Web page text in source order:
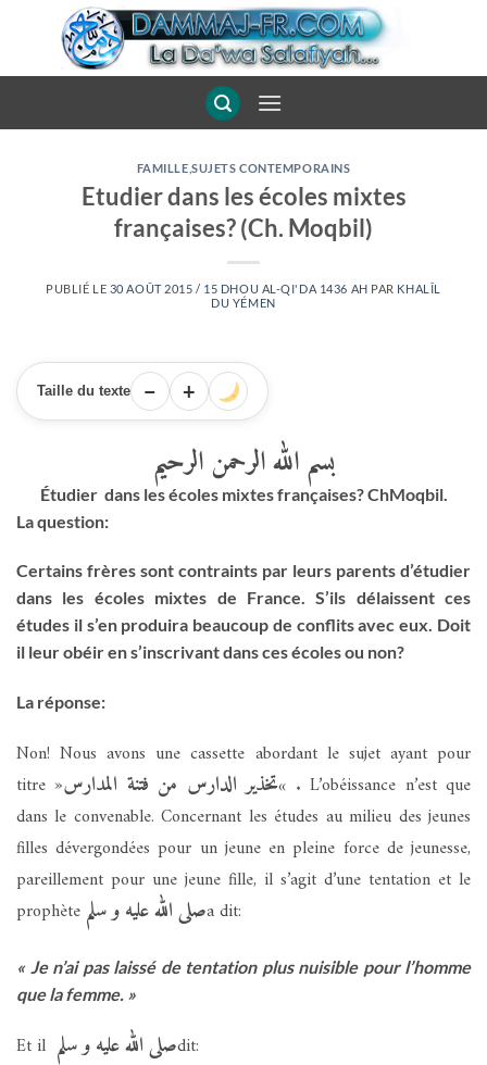
FAMILLE ,SUJETS CONTEMPORAINS
Etudier dans les écoles mixtes
françaises? (Ch. Moqbil)
PUBLIÉ LE 30 AOÛT 2015 / 15 DHOU AL-QI'DA 1436 AH PAR KHALÎL
DU YÉMEN
Taille du texte − +
بسم الله الرحمن الرحيم
Étudier dans les écoles mixtes françaises? ChMoqbil.
La question:
Certains frères sont contraints par leurs parents d’étudier
dans les écoles mixtes de France. S’ils délaissent ces
études il s’en produira beaucoup de conflits avec eux. Doit
il leur obéir en s’inscrivant dans ces écoles ou non?
La réponse:
Non! Nous avons une cassette abordant le sujet ayant pour
titre »تخذير الدارس من فتنة المدارس« . L’obéissance n’est que
dans le convenable. Concernant les études au milieu des jeunes
filles dévergondées pour un jeune en pleine force de jeunesse,
pareillement pour une jeune fille, il s’agit d’une tentation et le
prophète صلى الله عليه و سلمa dit:
« Je n’ai pas laissé de tentation plus nuisible pour l’homme
que la femme. »
Et il صلى الله عليه و سلمdit: